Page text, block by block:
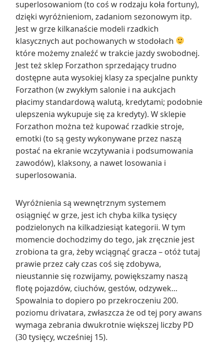
superlosowaniom (to coś w rodzaju koła fortuny),
dzięki wyróżnieniom, zadaniom sezonowym itp.
Jest w grze kilkanaście modeli rzadkich
klasycznych aut pochowanych w stodołach
które możemy znaleźć w trakcie jazdy swobodnej.
Jest też sklep Forzathon sprzedający trudno
dostępne auta wysokiej klasy za specjalne punkty
Forzathon (w zwykłym salonie i na aukcjach
płacimy standardową walutą, kredytami; podobnie
ulepszenia wykupuje się za kredyty). W sklepie
Forzathon można też kupować rzadkie stroje,
emotki (to są gesty wykonywane przez naszą
postać na ekranie wczytywania i podsumowania
zawodów), klaksony, a nawet losowania i
superlosowania.
Wyróżnienia są wewnętrznym systemem
osiągnięć w grze, jest ich chyba kilka tysięcy
podzielonych na kilkadziesiąt kategorii. W tym
momencie dochodzimy do tego, jak zręcznie jest
zrobiona ta gra, żeby wciągnąć gracza – otóż tutaj
prawie przez cały czas coś się zdobywa,
nieustannie się rozwijamy, powiększamy naszą
flotę pojazdów, ciuchów, gestów, odzywek…
Spowalnia to dopiero po przekroczeniu 200.
poziomu drivatara, zwłaszcza że od tej pory awans
wymaga zebrania dwukrotnie większej liczby PD
(30 tysięcy, wcześniej 15).